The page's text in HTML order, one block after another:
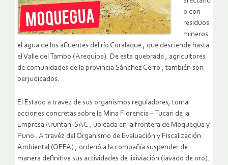
o con
residuos
mineros
el agua de los afluentes del río Coralaque , que desciende hasta
el Valle del Tambo (Arequipa). De esta quebrada , agricultores
de comunidades de la provincia Sánchez Cerro , también son
perjudicados.
El Estado a travéz de sus organismos reguladores, toma
acciones concretas sobre la Mina Florencia – Tucari de la
Empresa Aruntani SAC , ubicada en la frontera de Moquegua y
Puno . A travéz del Organismo de Evaluación y Fiscalización
Ambiental (OEFA) , ordenó a la compañía suspender de
manera definitiva sus actividades de lixiviación (lavado de oro).